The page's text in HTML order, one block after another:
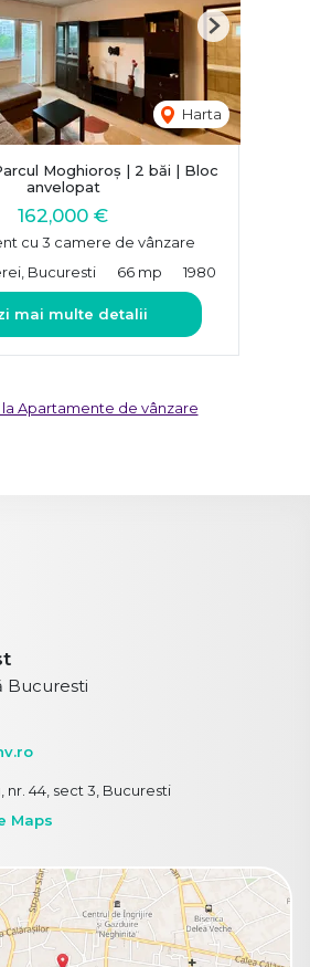
Harta
Next
Moghioroș | 2 băi | Bloc
anvelopat
162,000 €
cu 3 camere de vânzare
Bucuresti
66 mp 1980
mai multe detalii
Apartamente de vânzare
Bucuresti
nr. 44, sect 3, Bucuresti
Maps